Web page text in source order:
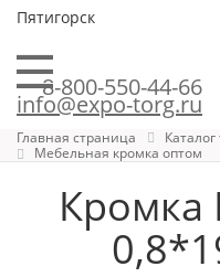
Пятигорск
8-800-550-44-66
info@expo-torg.ru
Главная страница
Мебельная кромка оптом
Кромка